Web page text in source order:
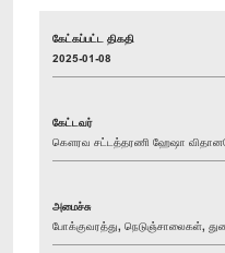
கேட்கப்பட்ட திகதி
2025-01-08
கேட்டவர்
கௌரவ சட்டத்தரணி ஹேஷா விதானகே
அமைச்சு
போக்குவரத்து, நெடுஞ்சாலைகள்,